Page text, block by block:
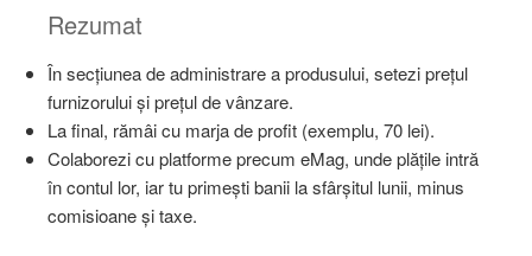
Rezumat
În secțiunea de administrare a produsului, setezi prețul
furnizorului și prețul de vânzare.
La final, rămâi cu marja de profit (exemplu, 70 lei).
Colaborezi cu platforme precum eMag, unde plățile intră
în contul lor, iar tu primești banii la sfârșitul lunii, minus
comisioane și taxe.